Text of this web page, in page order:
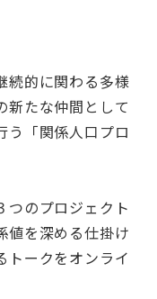
続的に関わる多様
新たな仲間として
う「関係人口プロ
つのプロジェクト
値を深める仕掛け
トークをオンライ